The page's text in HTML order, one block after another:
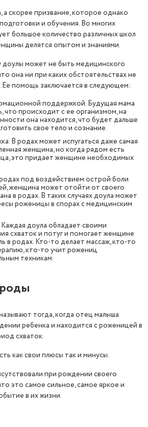
скорее призвание, которое однако
и обучения. Во многих
большое количество различных школ
делятся опытом и знаниями.
доулы может не быть медицинского
она ни при каких обстоятельствах не
Ее помощь заключается в следующем:
поддержкой. Будущая мама
что происходит с ее организмом, на
она находится, что будет дальше
свое тело и сознание.
В родах может испугаться даже самая
женщина, но когда рядом есть
это придает женщине необходимых
под воздействием острой боли
женщина может отойти от своего
в родах. В таких случаях доула может
роженицы в спорах с медицинским
доула обладает своими
схваток и потуг и помогает женщине
в родах. Кто-то делает массаж, кто-то
кто-то учит рожениц
техникам.
тогда, когда отец малыша
ребенка и находится с роженицей в
схваток.
как свои плюсы так и минусы.
при рождении своего
это самое сильное, самое яркое и
в их жизни.